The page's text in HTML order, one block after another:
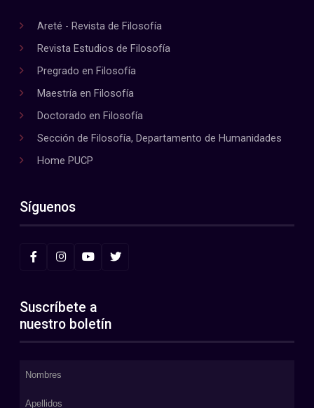
Areté - Revista de Filosofía
Revista Estudios de Filosofía
Pregrado en Filosofía
Maestría en Filosofía
Doctorado en Filosofía
Sección de Filosofía, Departamento de Humanidades
Home PUCP
Síguenos
Suscríbete a
nuestro boletín